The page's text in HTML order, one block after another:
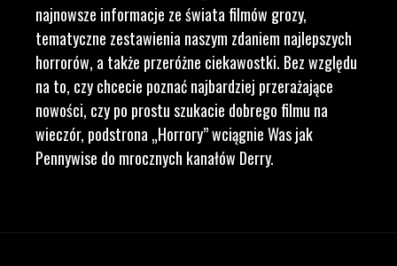
najnowsze informacje ze świata filmów grozy,
tematyczne zestawienia naszym zdaniem najlepszych
horrorów, a także przeróżne ciekawostki. Bez względu
na to, czy chcecie poznać najbardziej przerażające
nowości, czy po prostu szukacie dobrego filmu na
wieczór, podstrona „Horrory” wciągnie Was jak
Pennywise do mrocznych kanałów Derry.